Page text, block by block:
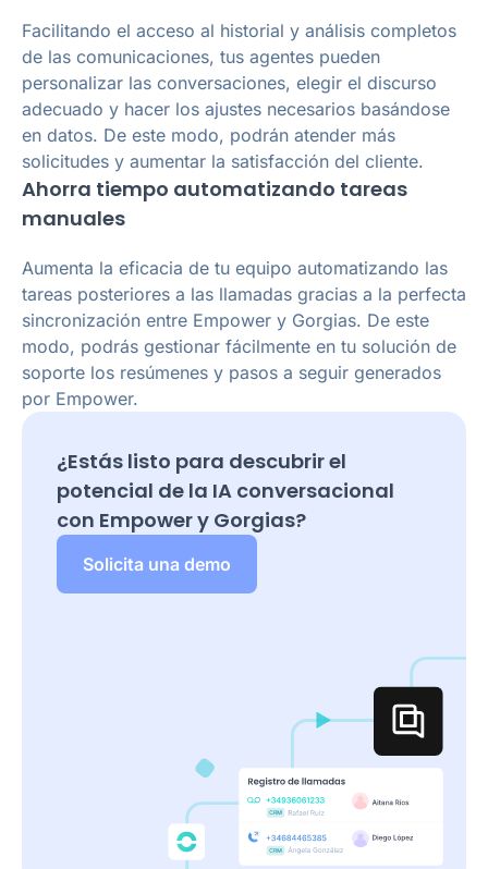
Facilitando el acceso al historial y análisis completos
de las comunicaciones, tus agentes pueden
personalizar las conversaciones, elegir el discurso
adecuado y hacer los ajustes necesarios basándose
en datos. De este modo, podrán atender más
solicitudes y aumentar la satisfacción del cliente.
Ahorra tiempo automatizando tareas
manuales
Aumenta la eficacia de tu equipo automatizando las
tareas posteriores a las llamadas gracias a la perfecta
sincronización entre Empower y Gorgias. De este
modo, podrás gestionar fácilmente en tu solución de
soporte los resúmenes y pasos a seguir generados
por Empower.
¿Estás listo para descubrir el
potencial de la IA conversacional
con Empower y Gorgias?
Solicita una demo